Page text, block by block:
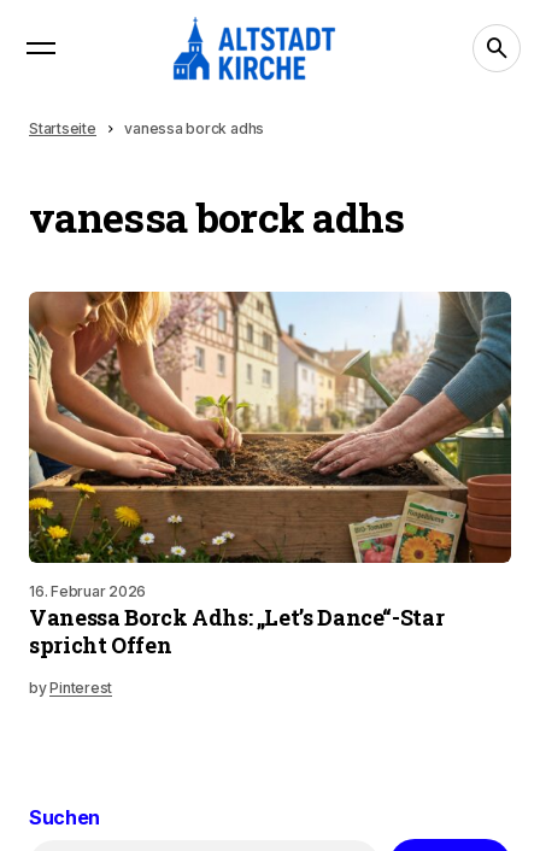
Startseite vanessa borck adhs
vanessa borck adhs
16. Februar 2026
Vanessa Borck Adhs: „Let’s Dance“-Star
spricht Offen
byPinterest
Suchen